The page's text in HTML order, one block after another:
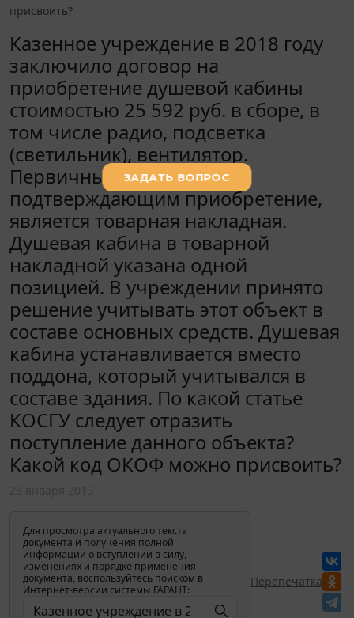
присвоить?
Казенное учреждение в 2018 году
заключило договор на
приобретение душевой кабины
стоимостью 25 592 руб. в сборе, в
том числе радио, подсветка
(светильник), вентилятор.
Первичным документом,
подтверждающим приобретение,
является товарная накладная.
Душевая кабина в товарной
накладной указана одной
позицией. В учреждении принято
решение учитывать этот объект в
составе основных средств. Душевая
кабина устанавливается вместо
поддона, который учитывался в
составе здания. По какой статье
КОСГУ следует отразить
поступление данного объекта?
Какой код ОКОФ можно присвоить?
Для просмотра актуального текста
документа и получения полной
информации о вступлении в силу,
изменениях и порядке применения
документа, воспользуйтесь поиском в
Интернет-версии системы ГАРАНТ:
Перепечатка